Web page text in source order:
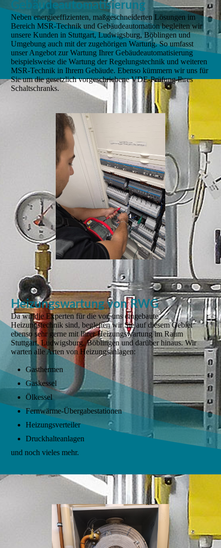
Gebäudeautomatisierung
Neben energieeffizienten, maßgeschneiderten Lösungen im
Bereich MSR-Technik und Gebäudeautomation begleiten wir
unsere Kunden in Stuttgart, Ludwigsburg, Böblingen und
Umgebung auch mit der zugehörigen Wartung. So umfasst
unser Angebot zur Wartung Ihrer Gebäudeautomatisierung
beispielsweise die Wartung der Regelungstechnik und weiteren
MSR-Technik in Ihrem Gebäude. Ebenso kümmern wir uns für
Sie um die gesetzlich vorgeschriebene VDE-Prüfung Ihres
Schaltschranks.
Heizungswartung von RWG
Da wir die Experten für die von uns eingebaute
Heizungstechnik sind, begleiten wir Sie auf diesem Gebiet
ebenso sehr gerne mit Ihrer Heizungswartung im Raum
Stuttgart, Ludwigsburg, Böblingen und darüber hinaus. Wir
warten alle Arten von Heizungsanlagen:
Gasthermen
Gaskessel
Ölkessel
Fernwärme-Übergabestationen
Heizungsverteiler
Druckhalteanlagen
und noch vieles mehr.